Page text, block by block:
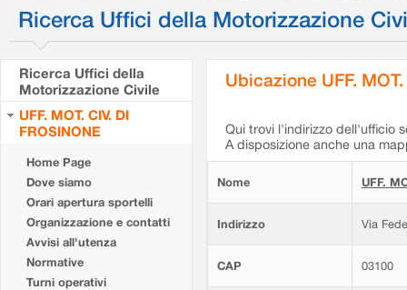
Ricerca Uffici della Motorizzazione
Ricerca Uffici della
Motorizzazione Civile
UFF. MOT. CIV. DI
FROSINONE
Home Page
Dove siamo
Orari apertura sportelli
Organizzazione e contatti
Avvisi all'utenza
Normative
Turni operativi
Ubicazione UFF.
Qui trovi l'indirizzo dell'ufficio
A disposizione anche una
Nome UFF.
Indirizzo Via
CAP 03100